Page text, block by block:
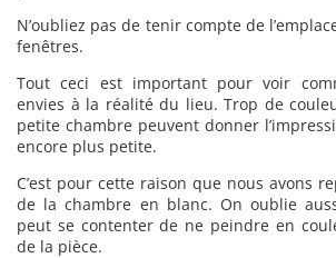
N’oubliez pas de tenir compte de
fenêtres.
Tout ceci est important pour voir
envies à la réalité du lieu. Trop de
petite chambre peuvent donner
encore plus petite.
C’est pour cette raison que nous avons
de la chambre en blanc. On oublie
peut se contenter de ne peindre en
de la pièce.